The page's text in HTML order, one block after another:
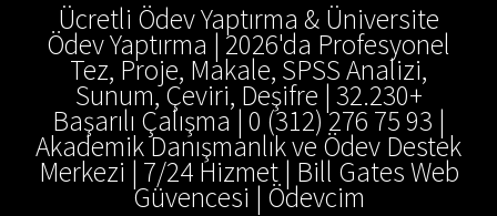
Ücretli Ödev Yaptırma & Üniversite
Ödev Yaptırma | 2026'da Profesyonel
Tez, Proje, Makale, SPSS Analizi,
Sunum, Çeviri, Deşifre | 32.230+
Başarılı Çalışma | 0 (312) 276 75 93 |
Akademik Danışmanlık ve Ödev Destek
Merkezi | 7/24 Hizmet | Bill Gates Web
Güvencesi | Ödevcim